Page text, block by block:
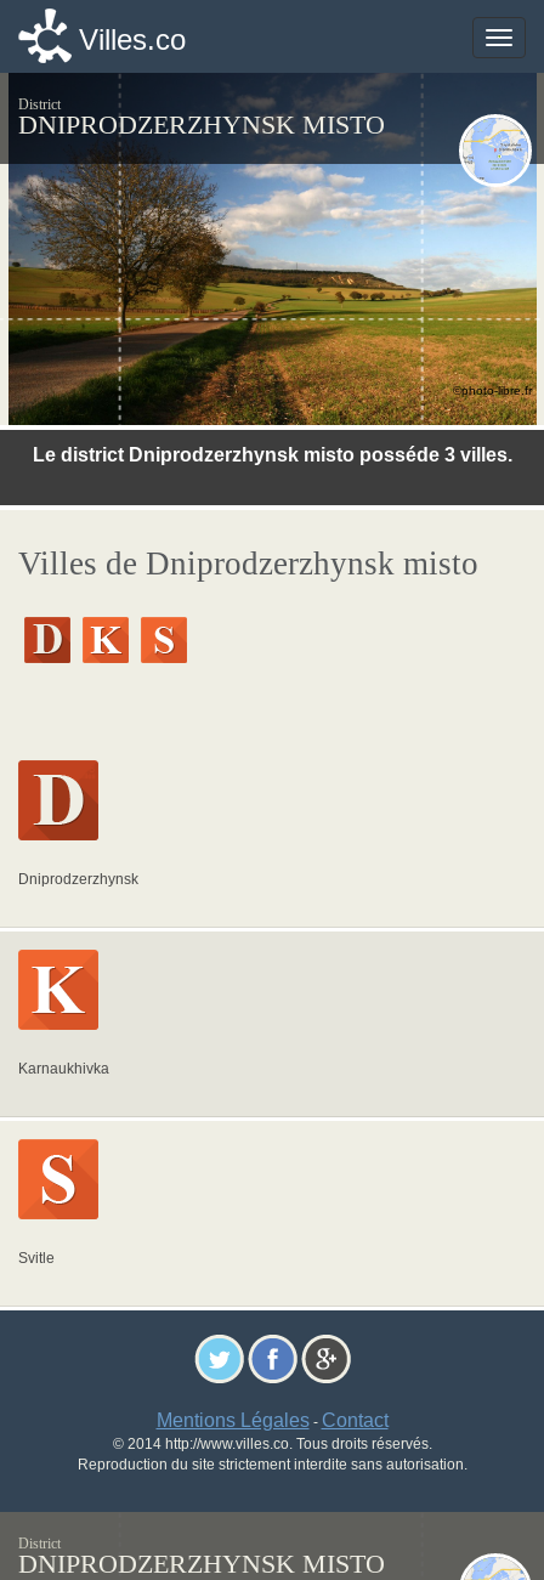
Toggle
Villes.co
District
DNIPRODZERZHYNSK MISTO
Le district Dniprodzerzhynsk misto posséde 3 villes.
©photo-libre.fr
Villes de Dniprodzerzhynsk misto
Dniprodzerzhynsk
Karnaukhivka
Svitle
Mentions Légales- Contact
© 2014 http://www.villes.co. Tous droits réservés.
Reproduction du site strictement interdite sans autorisation.
Toggle
Villes.co
District
DNIPRODZERZHYNSK MISTO